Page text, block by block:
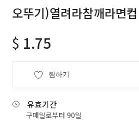
오뚜기)열려라참깨라면컵
$ 1.75
찜하기
유효기간
구매일로부터 90일